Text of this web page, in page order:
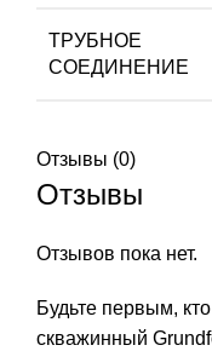
ТРУБНОЕ
СОЕДИНЕНИЕ
Отзывы (0)
Отзывы
Отзывов пока нет.
Будьте первым,
скважинный